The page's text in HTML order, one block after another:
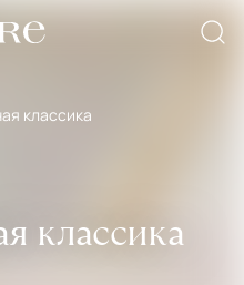
классика
классика